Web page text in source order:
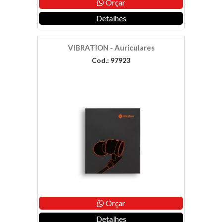
Orçar
Detalhes
VIBRATION - Auriculares
Cod.: 97923
Orçar
Detalhes